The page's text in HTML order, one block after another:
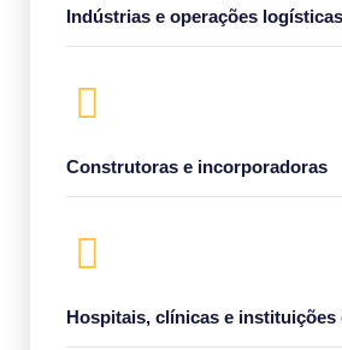
Indústrias e operações logísticas
Construtoras e incorporadoras
Hospitais, clínicas e instituições